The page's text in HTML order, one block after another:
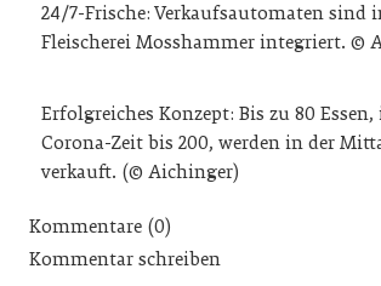
24/7-Frische: Verkaufsautomaten sind
Fleischerei Mosshammer integriert. ©
Erfolgreiches Konzept: Bis zu 80 Essen,
Corona-Zeit bis 200, werden in der
verkauft. (© Aichinger)
Kommentare (0)
Kommentar schreiben